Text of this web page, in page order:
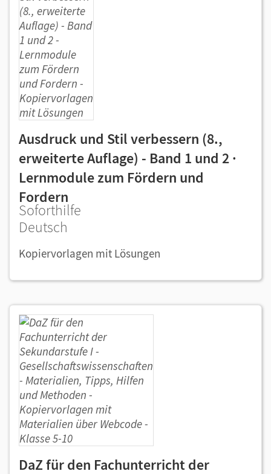
Ausdruck und Stil verbessern (8.,
erweiterte Auflage) - Band 1 und 2 ·
Lernmodule zum Fördern und
Fordern
Soforthilfe
Deutsch
Kopiervorlagen mit Lösungen
DaZ für den Fachunterricht der